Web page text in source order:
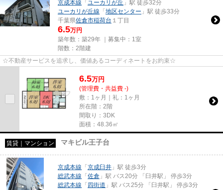
京成本線 「 ユーカリが丘 」駅 徒歩32分
ユーカリが丘線 「 地区センター 」駅 徒歩33分
千葉県佐倉市稲荷台 １丁目
6.5万円
築年数：築29年 ｜募集中： 1室
階数：2階建
☆不動産サービスを追求し、価値あるコーディネートをお約束☆
6.5万円
(管理費・共益費 -)
敷：1ヶ月｜礼：1ヶ月
所在階：2階
間取り：3DK
面積：48.36㎡
賃貸｜マンション マキビル王子台
京成本線 「 京成臼井 」駅 徒歩3分
総武本線 「 佐倉 」駅 バス20分 「臼井駅」 停歩3分
総武本線 「 四街道 」駅 バス25分 「臼井駅」 停歩3分